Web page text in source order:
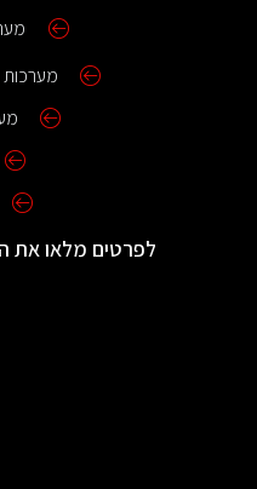
מערכות
לפרטים מלאו את